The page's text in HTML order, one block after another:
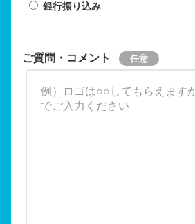
銀行振り込み
ご質問・コメント